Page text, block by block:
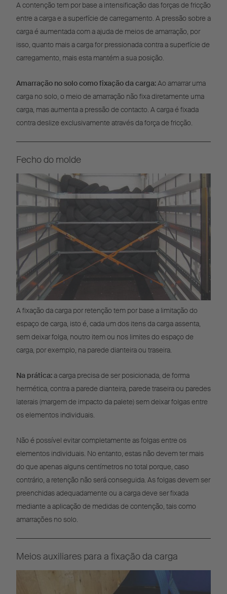
A contenção tem por base a intensificação das forças de fricção
entre a carga e a superfície de carregamento. A pressão sobre a
carga é aumentada com a ajuda de meios de amarração, por
isso, quanto mais a carga for pressionada contra a superfície de
carregamento, mais esta mantém a sua posição.
Amarração no solo como fixação da carga:Ao amarrar uma
carga no solo, o meio de amarração não fixa diretamente uma
carga, mas aumenta a pressão de contacto. A carga é fixada
contra deslize exclusivamente através da força de fricção.
Fecho do molde
A fixação da carga por retenção tem por base a limitação do
espaço de carga, isto é, cada um dos itens da carga assenta,
sem deixar folga, noutro item ou nos limites do espaço de
carga, por exemplo, na parede dianteira ou traseira.
Na prática:a carga precisa de ser posicionada, de forma
hermética, contra a parede dianteira, parede traseira ou paredes
laterais (margem de impacto da palete) sem deixar folgas entre
os elementos individuais.
Não é possível evitar completamente as folgas entre os
elementos individuais. No entanto, estas não devem ter mais
do que apenas alguns centímetros no total porque, caso
contrário, a retenção não será conseguida. As folgas devem ser
preenchidas adequadamente ou a carga deve ser fixada
mediante a aplicação de medidas de contenção, tais como
amarrações no solo.
Meios auxiliares para a fixação da carga